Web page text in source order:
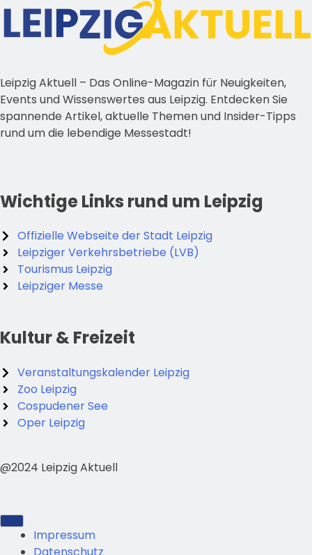
Leipzig Aktuell – Das Online-Magazin für Neuigkeiten,
Events und Wissenswertes aus Leipzig. Entdecken Sie
spannende Artikel, aktuelle Themen und Insider-Tipps
rund um die lebendige Messestadt!
Wichtige Links rund um Leipzig
Offizielle Webseite der Stadt Leipzig
Leipziger Verkehrsbetriebe (LVB)
Tourismus Leipzig
Leipziger Messe
Kultur & Freizeit
Veranstaltungskalender Leipzig
Zoo Leipzig
Cospudener See
Oper Leipzig
@2024 Leipzig Aktuell
Impressum
Datenschutz